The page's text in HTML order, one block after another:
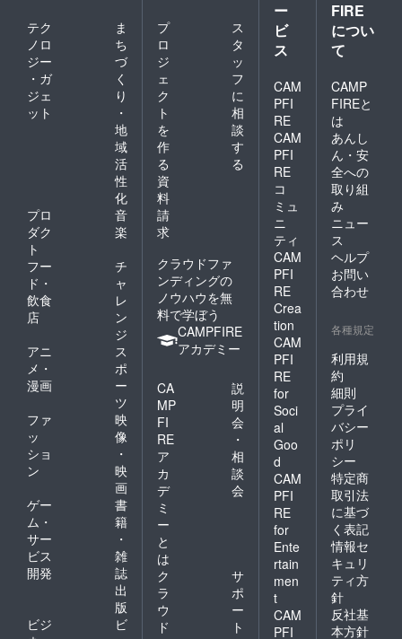
す。ドイツの高校生の
自己主張と曖昧なまま
でおわらせない意識の
高さに、そごさを思い
知りました。
が「日本の高校生と福
島原発や戦後の近隣諸
国との関係について
もっと議論したい。明
日の授業内容を変更し
てあと1コマ討論した
い」と、ドイツの高校
生のほぼ全員で先生に
詰め寄せて、結果、続
きを翌日の放課後に行
です。ドイツの高校生
の自己主張と曖昧なま
までおわらせない意識
の高さに、そごさを思
い知りました。
関係ないと聞きまし
た。実際、ベルリン市
長も同性愛であること
を告白して当選した
り、外務大臣も同性愛
者だということでし
た。環境やエネル
ギー、戦争と平和だけ
の問題だけではなく、
個性や人権の問題につ
いても日本は遅れてお
り、ドイツは進んでい
ると感じました。
ディスカッションに参
加した高校生の半数は
デモに参加した経験が
あり、さらに自分の意
志で参加していると聞
き、環境やその他の問
題への意識の高いと感
じました。初めて福島
や地震について聞か
れ、私自身の3月11日
の経験を伝えることが
できて良かったです。
テク
ノロ
ジー
・ガ
ジェ
ット
ま
ち
づ
く
り
・
地
域
活
性
化
プロ
ダク
ト
音
楽
フー
ド・
飲食
店
チ
ャ
レ
ン
ジ
アニ
メ・
漫画
ス
ポ
ー
ツ
ファ
ッ
ショ
ン
映
像
・
映
画
ゲー
ム・
サー
ビス
開発
書
籍
・
雑
誌
出
版
ビジ
ビ
プ
ロ
ジ
ェ
ク
ト
を
作
る
ス
タ
ッ
フ
に
相
談
す
る
資
料
請
求
クラウドファ
ンディングの
ノウハウを無
料で学ぼう
CAMPFIRE
アカデミー
CA
MP
FI
RE
ア
カ
デ
ミ
ー
と
は
説
明
会
・
相
談
会
ク
ラ
ウ
ド
サ
ポ
ー
ト
ー
ビ
ス
CAM
PFI
RE
CAM
PFI
RE
コ
ミュ
ニ
ティ
CAM
PFI
RE
Crea
tion
CAM
PFI
RE
for
Soci
al
Goo
d
CAM
PFI
RE
for
Ente
rtain
men
t
CAM
PFI
FIRE
につい
て
CAMP
FIREと
は
あんし
ん・安
全への
取り組
み
ニュー
ス
ヘルプ
お問い
合わせ
各種規定
利用規
約
細則
プライ
バシー
ポリ
シー
特定商
取引法
に基づ
く表記
情報セ
キュリ
ティ方
針
反社基
本方針